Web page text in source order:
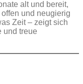
alt und bereit,
und neugierig
Zeit – zeigt sich
und treue